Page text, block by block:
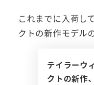
これまでに入荷し
クトの新作モデル
テイラーウ
クトの新作